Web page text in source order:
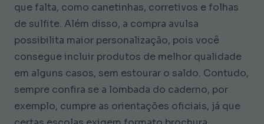
que falta, como canetinhas, corretivos e folhas
de sulfite. Além disso, a compra avulsa
possibilita maior personalização, pois você
consegue incluir produtos de melhor qualidade
em alguns casos, sem estourar o saldo. Contudo,
sempre confira se a lombada do caderno, por
exemplo, cumpre as orientações oficiais, já que